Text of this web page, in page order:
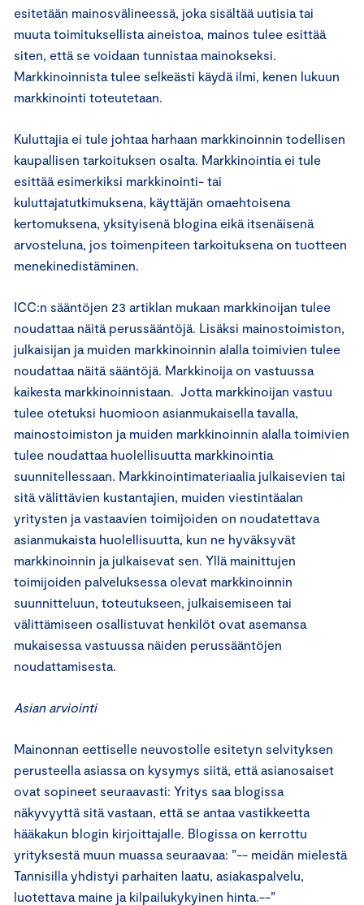
esitetään mainosvälineessä, joka sisältää uutisia tai
muuta toimituksellista aineistoa, mainos tulee esittää
siten, että se voidaan tunnistaa mainokseksi.
Markkinoinnista tulee selkeästi käydä ilmi, kenen lukuun
markkinointi toteutetaan.
Kuluttajia ei tule johtaa harhaan markkinoinnin todellisen
kaupallisen tarkoituksen osalta. Markkinointia ei tule
esittää esimerkiksi markkinointi- tai
kuluttajatutkimuksena, käyttäjän omaehtoisena
kertomuksena, yksityisenä blogina eikä itsenäisenä
arvosteluna, jos toimenpiteen tarkoituksena on tuotteen
menekinedistäminen.
ICC:n sääntöjen 23 artiklan mukaan markkinoijan tulee
noudattaa näitä perussääntöjä. Lisäksi mainostoimiston,
julkaisijan ja muiden markkinoinnin alalla toimivien tulee
noudattaa näitä sääntöjä. Markkinoija on vastuussa
kaikesta markkinoinnistaan. Jotta markkinoijan vastuu
tulee otetuksi huomioon asianmukaisella tavalla,
mainostoimiston ja muiden markkinoinnin alalla toimivien
tulee noudattaa huolellisuutta markkinointia
suunnitellessaan. Markkinointimateriaalia julkaisevien tai
sitä välittävien kustantajien, muiden viestintäalan
yritysten ja vastaavien toimijoiden on noudatettava
asianmukaista huolellisuutta, kun ne hyväksyvät
markkinoinnin ja julkaisevat sen. Yllä mainittujen
toimijoiden palveluksessa olevat markkinoinnin
suunnitteluun, toteutukseen, julkaisemiseen tai
välittämiseen osallistuvat henkilöt ovat asemansa
mukaisessa vastuussa näiden perussääntöjen
noudattamisesta.
Asian arviointi
Mainonnan eettiselle neuvostolle esitetyn selvityksen
perusteella asiassa on kysymys siitä, että asianosaiset
ovat sopineet seuraavasti: Yritys saa blogissa
näkyvyyttä sitä vastaan, että se antaa vastikkeetta
hääkakun blogin kirjoittajalle. Blogissa on kerrottu
yrityksestä muun muassa seuraavaa: ”-- meidän mielestä
Tannisilla yhdistyi parhaiten laatu, asiakaspalvelu,
luotettava maine ja kilpailukykyinen hinta.--”